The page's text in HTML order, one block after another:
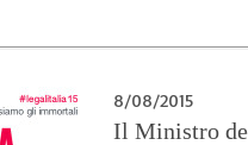
8/08/2015
Il Ministro